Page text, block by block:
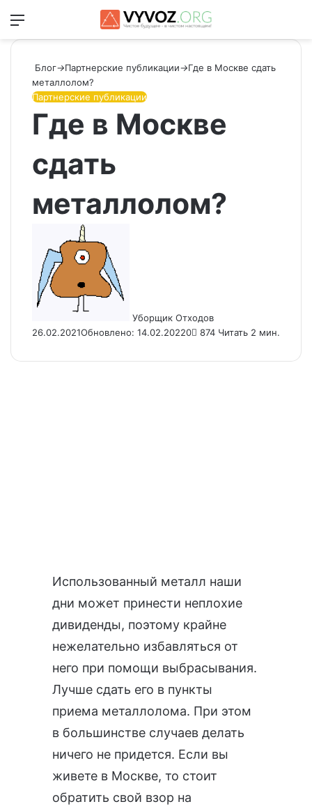
Меню
Блог→Партнерские публикации→Где в Москве сдать
металлолом?
Партнерские публикации
Где в Москве
сдать
металлолом?
Уборщик Отходов
26.02.2021Обновлено: 14.02.20220 874 Читать 2 мин.
Использованный металл наши
дни может принести неплохие
дивиденды, поэтому крайне
нежелательно избавляться от
него при помощи выбрасывания.
Лучше сдать его в пункты
приема металлолома. При этом
в большинстве случаев делать
ничего не придется. Если вы
живете в Москве, то стоит
обратить свой взор на